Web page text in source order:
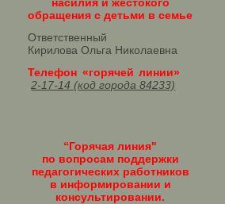
обращения с детьми в семье
Ответственный
Кирилова Ольга Николаевна
Телефон «горячей линии»
2-17-14 (код города 84233)
“Горячая линия"
по вопросам поддержки
педагогических работников
в информировании и
консультировании.